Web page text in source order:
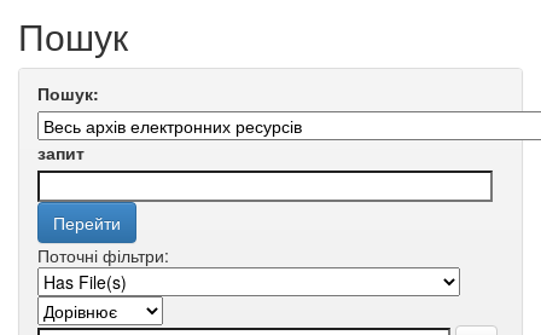
Пошук
Пошук:
запит
Поточні фільтри: